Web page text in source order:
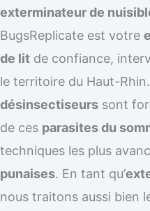
exterminateur de
BugsReplicate est votre
de lit de confiance,
le territoire du Haut-
désinsectiseurs sont
de ces parasites du
techniques les plus
punaises. En tant qu’
nous traitons aussi bien